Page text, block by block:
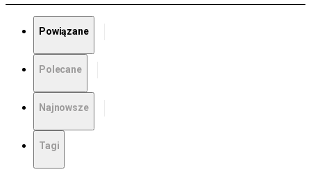
Powiązane
Polecane
Najnowsze
Tagi